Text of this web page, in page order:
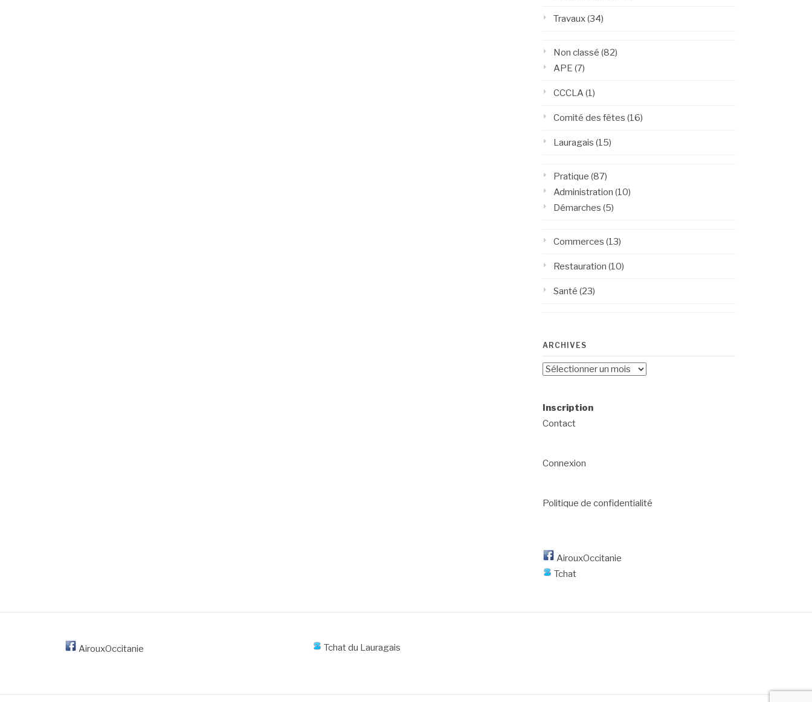
Travaux(34)
Non classé (82)
APE (7)
CCCLA(1)
Comité des fêtes (16)
Lauragais (15)
Pratique (87)
Administration (10)
Démarches (5)
Commerces (13)
Restauration (10)
Santé (23)
ARCHIVES
Archives
Inscription
Contact
Connexion
Politique de confidentialité
AirouxOccitanie
Tchat
AirouxOccitanie Tchat du Lauragais